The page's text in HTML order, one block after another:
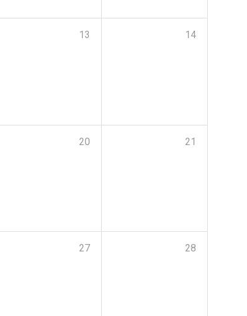
13 14
20 21
27 28